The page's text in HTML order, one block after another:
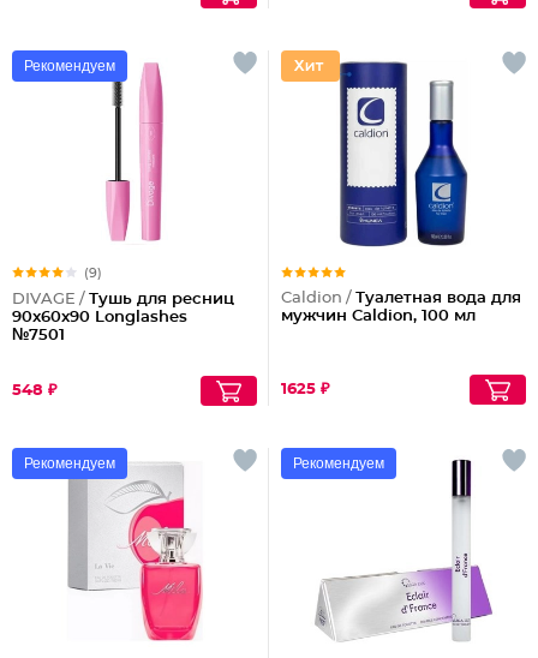
Рекомендуем
(9)
DIVAGE / Тушь для ресниц
90x60x90 Longlashes
№7501
548 ₽
Caldion / Туалетная вода для
мужчин Caldion, 100 мл
1625 ₽
Рекомендуем Рекомендуем